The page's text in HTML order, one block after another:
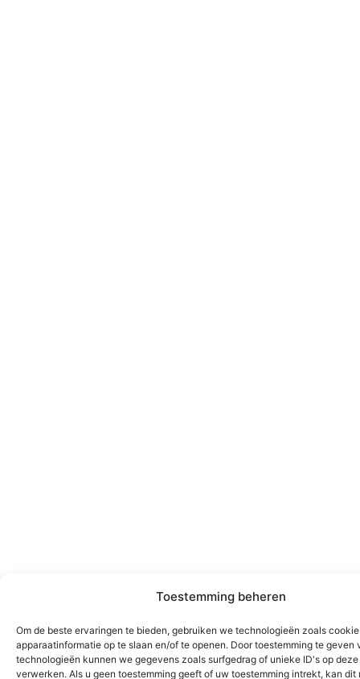
Toestemming beheren
Om de beste ervaringen te bieden, gebruiken we technologieën zoals
apparaatinformatie op te slaan en/of te openen. Door toestemming te geven
technologieën kunnen we gegevens zoals surfgedrag of unieke ID's op
verwerken. Als u geen toestemming geeft of uw toestemming intrekt, kan dit